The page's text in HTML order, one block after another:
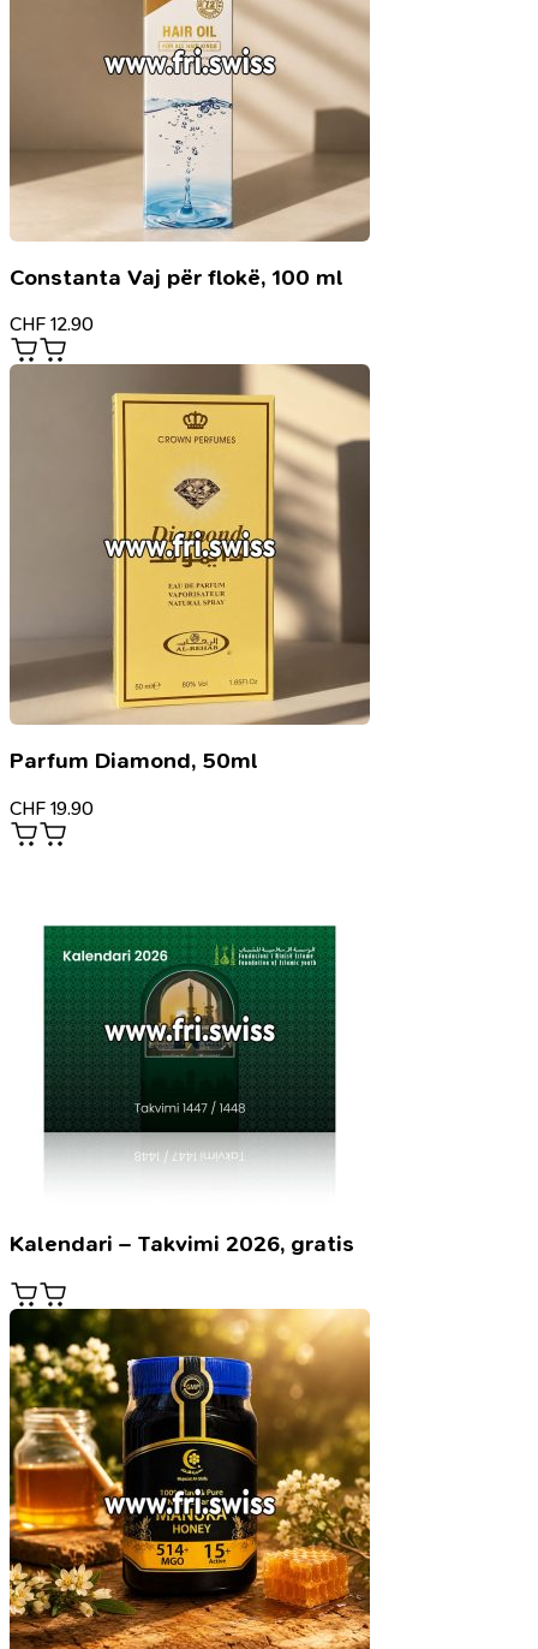
Constanta Vaj për flokë, 100 ml
CHF 12.90
Parfum Diamond, 50ml
CHF 19.90
Kalendari – Takvimi 2026, gratis